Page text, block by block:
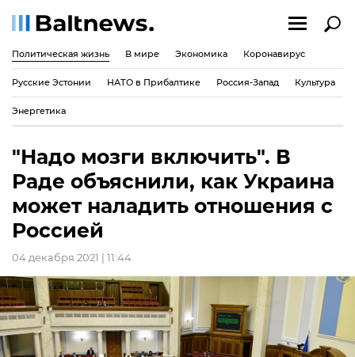
Политическая жизнь В мире Экономика Коронавирус
Русские Эстонии НАТО в Прибалтике Россия-Запад Культура
Энергетика
"Надо мозги включить". В
Раде объяснили, как Украина
может наладить отношения с
Россией
04 декабря 2021 | 11:44